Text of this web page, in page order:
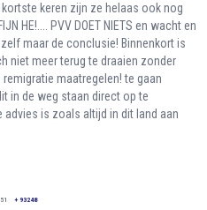
keren zijn ze helaas ook nog
HE!.... PVV DOET NIETS en wacht en
maar de conclusie! Binnenkort is
niet meer terug te draaien zonder
maatregelen! te gaan
in de weg staan direct op te
advies is zoals altijd in dit land aan
+ 93248